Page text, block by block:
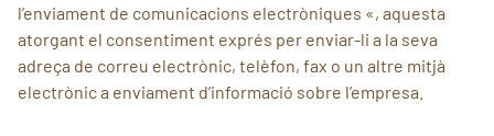
l’enviament de comunicacions electròniques «, aquesta
atorgant el consentiment exprés per enviar-li a la seva
adreça de correu electrònic, telèfon, fax o un altre mitjà
electrònic a enviament d’informació sobre l’empresa.